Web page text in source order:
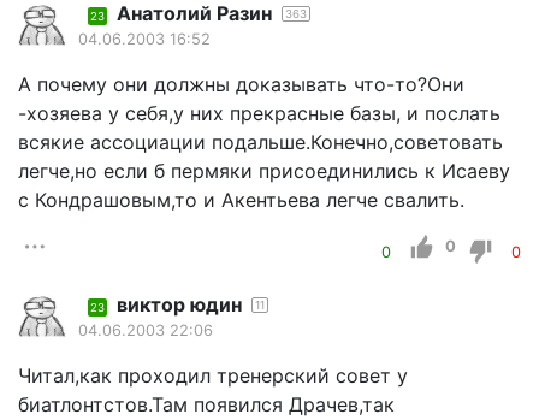
23 Анатолий Разин 363
04.06.2003 16:52
А почему они должны доказывать что-то?Они
-хозяева у себя,у них прекрасные базы, и послать
всякие ассоциации подальше.Конечно,советовать
легче,но если б пермяки присоединились к Исаеву
с Кондрашовым,то и Акентьева легче свалить.
0 0 0
23 виктор юдин 11
04.06.2003 22:06
Читал,как проходил тренерский совет у
биатлонтстов.Там появился Драчев,так